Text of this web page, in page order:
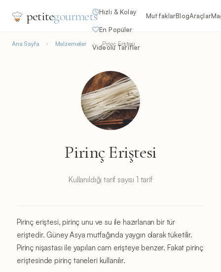
petitegourmets Hızlı & Kolay
En Popüler
Videolu Tarifler
MutfaklarBlogAraçlar
Ana Sayfa Malzemeler Pirinç Eriştesi
Pirinç Eriştesi
Kullanıldığı tarif sayısı 1 tarif
Pirinç eriştesi, pirinç unu ve su ile hazırlanan bir tür
eriştedir. Güney Asya mutfağında yaygın olarak tüketilir.
Pirinç nişastası ile yapılan cam erişteye benzer. Fakat pirinç
eriştesinde pirinç taneleri kullanılır.